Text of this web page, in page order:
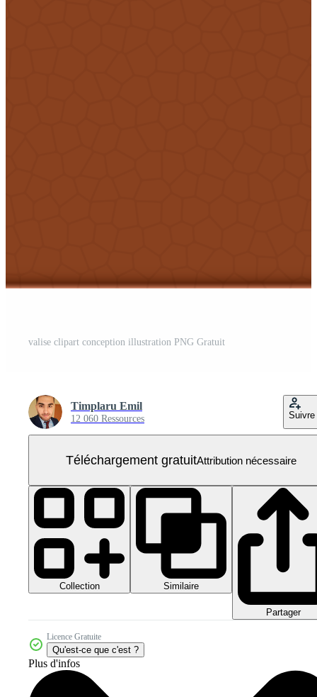
valise clipart conception illustration PNG Gratuit
Timplaru Emil
12 060 Ressources Suivre
Téléchargement gratuitAttribution nécessaire
Collection Similaire
Partager
Licence Gratuite
Qu'est-ce que c'est ?
Plus d'infos